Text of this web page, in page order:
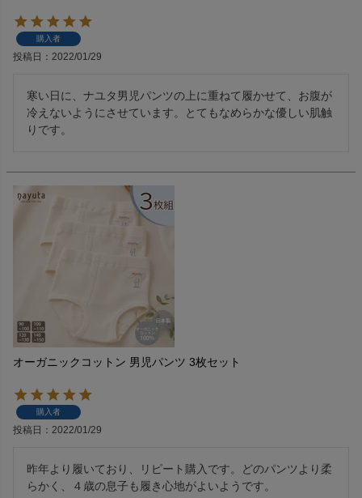
購入者
投稿日 2022/01/29
寒い日に、ナユタ男児パンツの上に重ねて履かせて、お腹が
冷えないようにさせています。とてもなめらかな優しい肌触
りです。
オーガニックコットン 男児パンツ 3枚セット
購入者
投稿日 2022/01/29
昨年より履いており、リピート購入です。どのパンツより柔
らかく、４歳の息子も履き心地がよいようです。